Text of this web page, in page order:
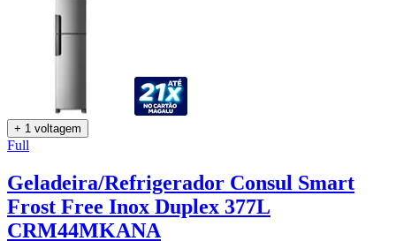
+ 1 voltagem
Full
Geladeira/Refrigerador Consul Smart
Frost Free Inox Duplex 377L
CRM44MKANA